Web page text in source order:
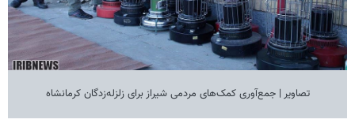
تصاویر | جمع‌آوری کمک‌های مردمی شیراز برای زلزله‌زدگان کرمانشاه